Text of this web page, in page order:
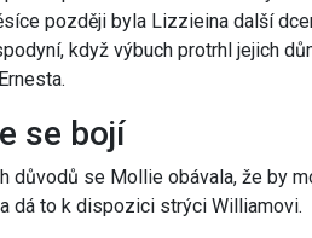
později byla Lizzieina další
když výbuch protrhl jejich
se bojí
důvodů se Mollie obávala, že by
dá to k dispozici strýci Williamovi.